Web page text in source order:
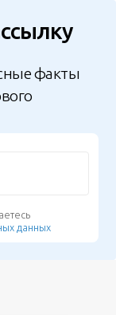
факты
данных